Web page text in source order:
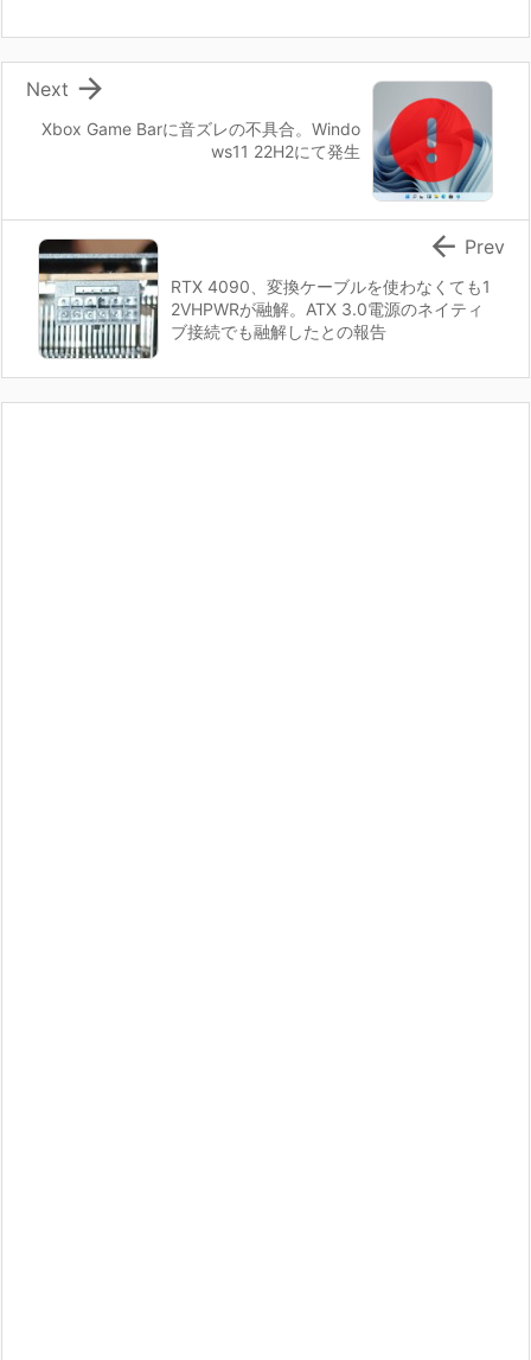
Xbox Game Barに音ズレの不具合。Windo
ws11 22H2にて発生

Next
RTX 4090、変換ケーブルを使わなくても1
2VHPWRが融解。ATX 3.0電源のネイティ
ブ接続でも融解したとの報告
 Prev